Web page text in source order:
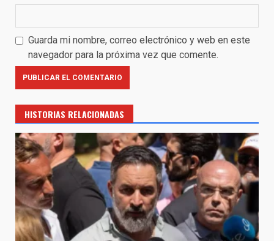
Guarda mi nombre, correo electrónico y web en este
navegador para la próxima vez que comente.
HISTORIAS RELACIONADAS